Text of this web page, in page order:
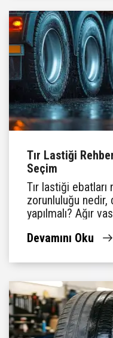
Tır Lastiği
Seçim
Tır lastiği ebatları
zorunluluğu
yapılmalı? Ağır
Devamını Oku